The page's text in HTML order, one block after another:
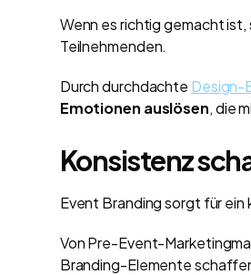
Wenn es richtig gemacht
Teilnehmenden.
Durch durchdachte Design-
Emotionen auslösen, die
Konsistenz
Event Branding sorgt für
Von Pre-Event-
Branding-Elemente